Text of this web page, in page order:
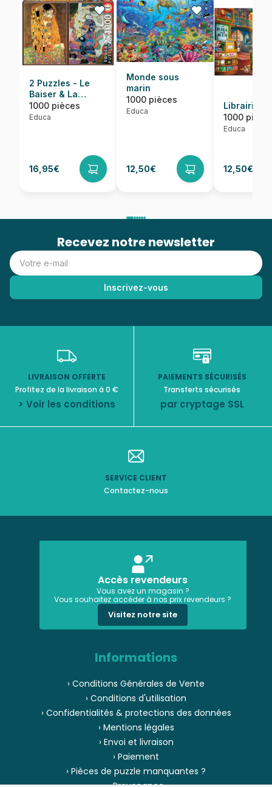
2 Puzzles - Le
Baiser & La
Vierge. Gustav
Klimt
1000 pièces
Educa
16,95€
Monde sous
marin
1000 pièces
Educa
12,50€
Librairie
1000
Educa
12,50€
Recevez notre newsletter
LIVRAISON OFFERTE
Profitez de la livraison à 0 €
> Voir les conditions
PAIEMENTS SÉCURISÉS
Transferts sécurisés
par cryptage SSL
SERVICE CLIENT
Contactez-nous
Accès revendeurs
Vous avez un magasin ?
Vous souhaitez accéder à nos prix revendeurs ?
Visitez notre site
Informations
› Conditions Générales de Vente
› Conditions d'utilisation
› Confidentialités & protections des données
› Mentions légales
› Envoi et livraison
› Paiement
› Pièces de puzzle manquantes ?